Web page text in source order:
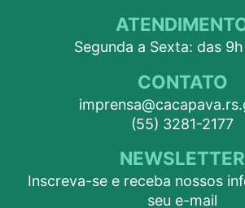
Segunda a Sexta: das
CONTATO
(55) 3281-2177
NEWSLETTER
Inscreva-se e receba nossos
seu e-mail